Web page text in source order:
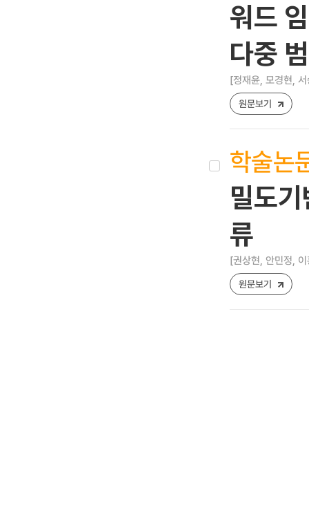
워드
다중
[정재윤, 모경현,
원문보기
학술논
밀도
류
[권상현, 안민정,
원문보기